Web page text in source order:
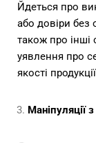
Йдеться про
або довіри без
також про
уявлення про
якості
Маніпуляції